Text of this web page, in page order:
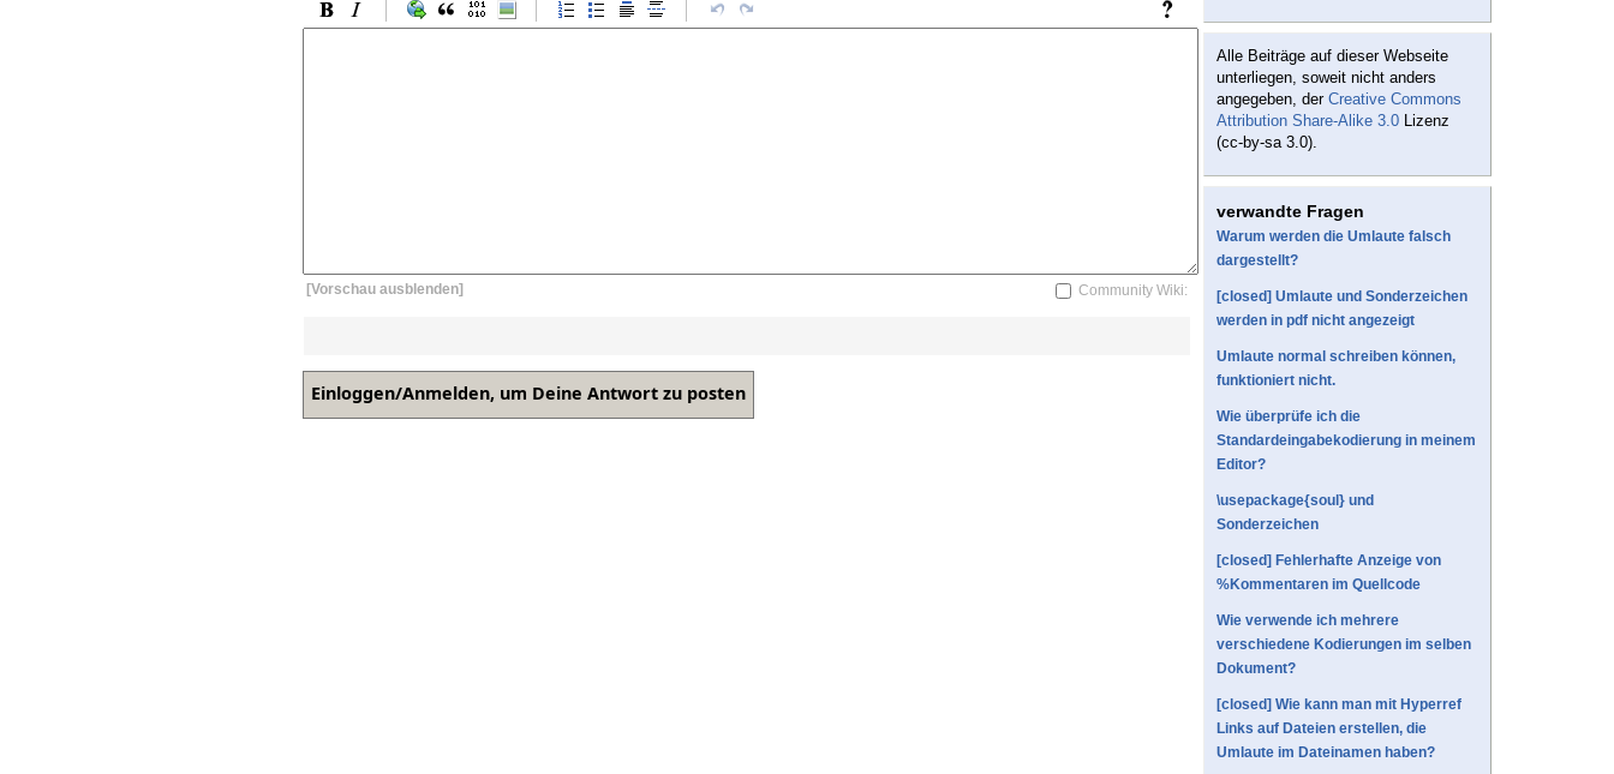
[Vorschau ausblenden] Community Wiki:
Alle Beiträge auf dieser Webseite
unterliegen, soweit nicht anders
angegeben, der Creative Commons
Attribution Share-Alike 3.0 Lizenz
(cc-by-sa 3.0).
verwandte Fragen
Warum werden die Umlaute falsch
dargestellt?
[closed] Umlaute und Sonderzeichen
werden in pdf nicht angezeigt
Umlaute normal schreiben können,
funktioniert nicht.
Wie überprüfe ich die
Standardeingabekodierung in meinem
Editor?
\usepackage{soul} und
Sonderzeichen
[closed] Fehlerhafte Anzeige von
%Kommentaren im Quellcode
Wie verwende ich mehrere
verschiedene Kodierungen im selben
Dokument?
[closed] Wie kann man mit Hyperref
Links auf Dateien erstellen, die
Umlaute im Dateinamen haben?